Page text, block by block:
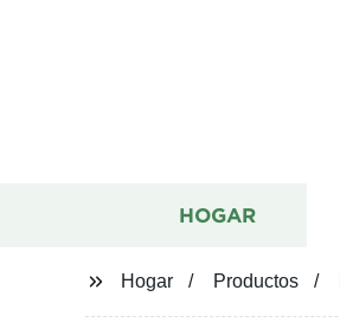
HOGAR
Hogar Productos